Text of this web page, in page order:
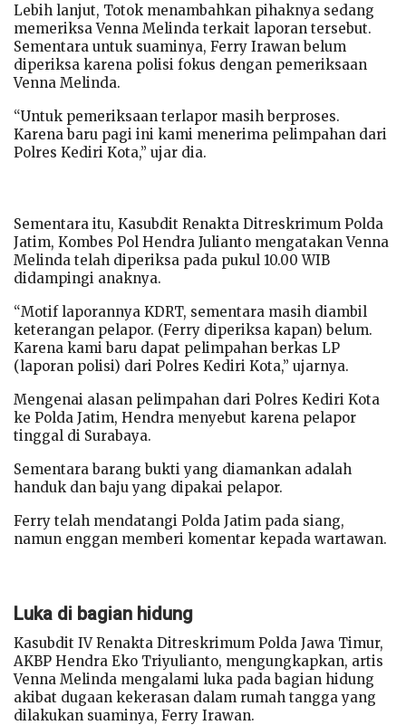
Lebih lanjut, Totok menambahkan pihaknya sedang
memeriksa Venna Melinda terkait laporan tersebut.
Sementara untuk suaminya, Ferry Irawan belum
diperiksa karena polisi fokus dengan pemeriksaan
Venna Melinda.
“Untuk pemeriksaan terlapor masih berproses.
Karena baru pagi ini kami menerima pelimpahan dari
Polres Kediri Kota,” ujar dia.
Sementara itu, Kasubdit Renakta Ditreskrimum Polda
Jatim, Kombes Pol Hendra Julianto mengatakan Venna
Melinda telah diperiksa pada pukul 10.00 WIB
didampingi anaknya.
“Motif laporannya KDRT, sementara masih diambil
keterangan pelapor. (Ferry diperiksa kapan) belum.
Karena kami baru dapat pelimpahan berkas LP
(laporan polisi) dari Polres Kediri Kota,” ujarnya.
Mengenai alasan pelimpahan dari Polres Kediri Kota
ke Polda Jatim, Hendra menyebut karena pelapor
tinggal di Surabaya.
Sementara barang bukti yang diamankan adalah
handuk dan baju yang dipakai pelapor.
Ferry telah mendatangi Polda Jatim pada siang,
namun enggan memberi komentar kepada wartawan.
Luka di bagian hidung
Kasubdit IV Renakta Ditreskrimum Polda Jawa Timur,
AKBP Hendra Eko Triyulianto, mengungkapkan, artis
Venna Melinda mengalami luka pada bagian hidung
akibat dugaan kekerasan dalam rumah tangga yang
dilakukan suaminya, Ferry Irawan.